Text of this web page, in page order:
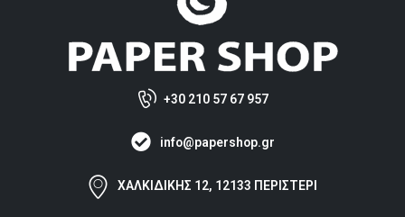
+30 210 57 67 957
info@papershop.gr
ΧΑΛΚΙΔΙΚΗΣ 12, 12133 ΠΕΡΙΣΤΕΡΙ